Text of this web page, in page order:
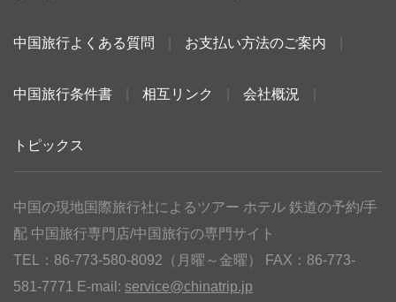
中国旅行よくある質問 お支払い方法のご案内
中国旅行条件書 相互リンク 会社概況
トピックス
中国の現地国際旅行社によるツアー ホテル 鉄道の予約/手
配 中国旅行専門店/中国旅行の専門サイト
TEL：86-773-580-8092（月曜～金曜） FAX：86-773-
581-7771 E-mail: service@chinatrip.jp